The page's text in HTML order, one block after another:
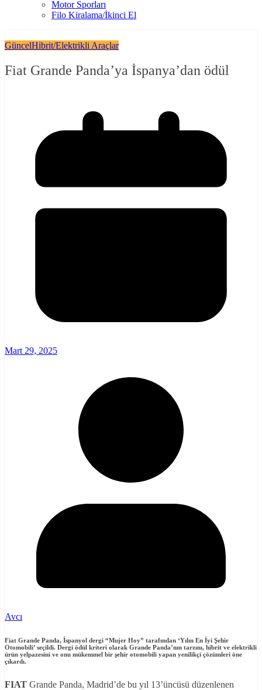
Motor Sporları
Filo Kiralama/İkinci El
GüncelHibrit/Elektrikli Araçlar
Fiat Grande Panda’ya İspanya’dan ödül
Mart 29, 2025
Avcı
Fiat Grande Panda, İspanyol dergi “Mujer Hoy” tarafından ‘Yılın En İyi Şehir
Otomobili’ seçildi. Dergi ödül kriteri olarak Grande Panda’nın tarzını, hibrit ve elektrikli
ürün yelpazesini ve onu mükemmel bir şehir otomobili yapan yenilikçi çözümleri öne
çıkardı.
FIAT Grande Panda, Madrid’de bu yıl 13’üncüsü düzenlenen